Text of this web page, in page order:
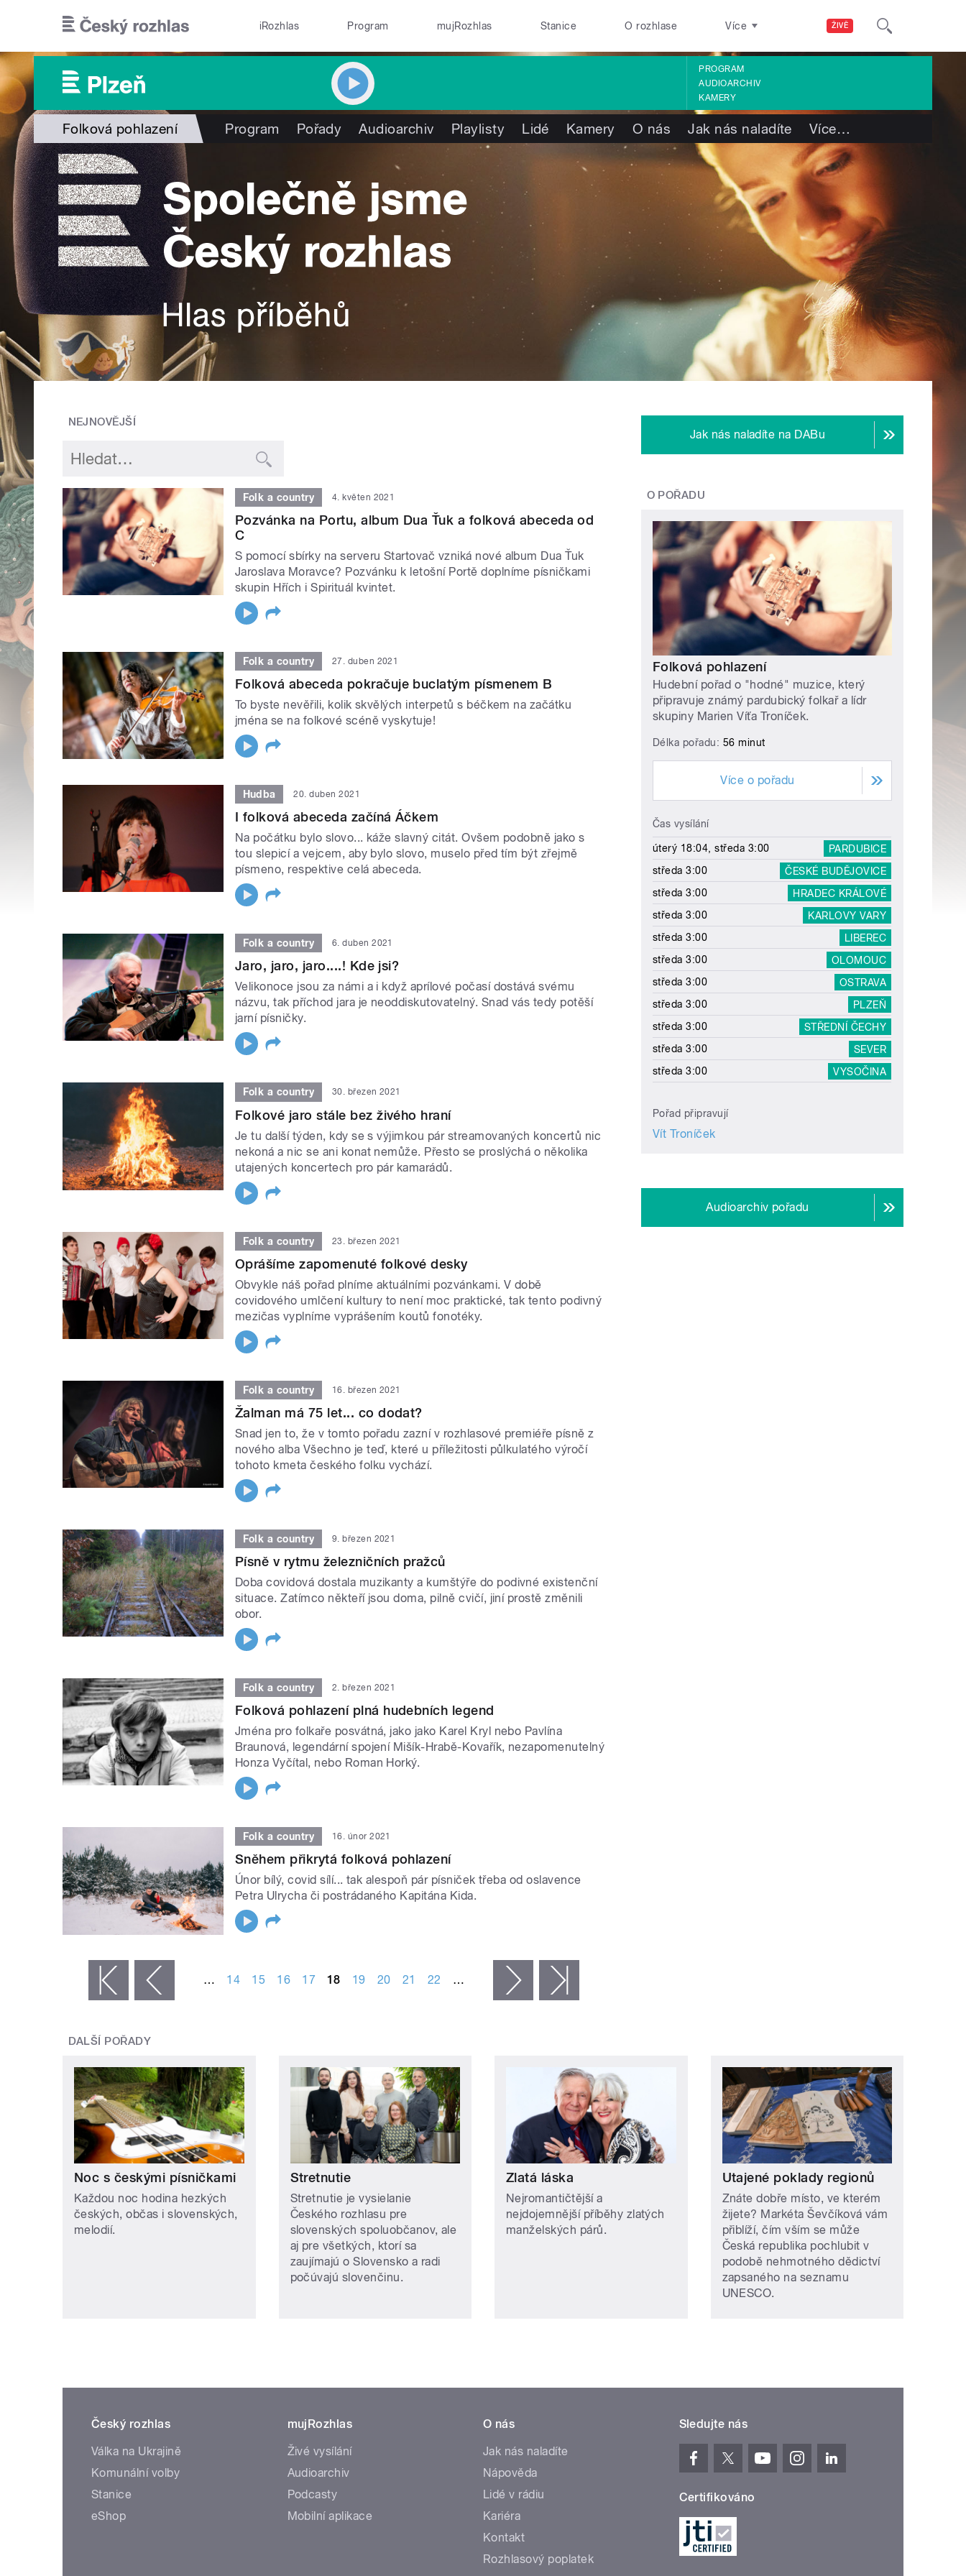
ŽIVĚ
iRozhlas Program mujRozhlas Stanice O rozhlase Více
PROGRAM
AUDIOARCHIV
KAMERY
Folková pohlazení Program Pořady Audioarchiv Playlisty Lidé Kamery O nás Jak nás naladíte Více…
NEJNOVĚJŠÍ
Folk a country 4. květen 2021
Pozvánka na Portu, album Dua Ťuk a folková abeceda od
C
S pomocí sbírky na serveru Startovač vzniká nové album Dua Ťuk
Jaroslava Moravce? Pozvánku k letošní Portě doplníme písničkami
skupin Hřích i Spirituál kvintet.
Folk a country 27. duben 2021
Folková abeceda pokračuje buclatým písmenem B
To byste nevěřili, kolik skvělých interpetů s béčkem na začátku
jména se na folkové scéně vyskytuje!
Hudba 20. duben 2021
I folková abeceda začíná Áčkem
Na počátku bylo slovo... káže slavný citát. Ovšem podobně jako s
tou slepicí a vejcem, aby bylo slovo, muselo před tím být zřejmě
písmeno, respektive celá abeceda.
Folk a country 6. duben 2021
Jaro, jaro, jaro....! Kde jsi?
Velikonoce jsou za námi a i když aprílové počasí dostává svému
názvu, tak příchod jara je neoddiskutovatelný. Snad vás tedy potěší
jarní písničky.
Folk a country 30. březen 2021
Folkové jaro stále bez živého hraní
Je tu další týden, kdy se s výjimkou pár streamovaných koncertů nic
nekoná a nic se ani konat nemůže. Přesto se proslýchá o několika
utajených koncertech pro pár kamarádů.
Folk a country 23. březen 2021
Oprášíme zapomenuté folkové desky
Obvykle náš pořad plníme aktuálními pozvánkami. V době
covidového umlčení kultury to není moc praktické, tak tento podivný
mezičas vyplníme vyprášením koutů fonotéky.
Folk a country 16. březen 2021
Žalman má 75 let... co dodat?
Snad jen to, že v tomto pořadu zazní v rozhlasové premiéře písně z
nového alba Všechno je teď, které u příležitosti půlkulatého výročí
tohoto kmeta českého folku vychází.
Folk a country 9. březen 2021
Písně v rytmu železničních pražců
Doba covidová dostala muzikanty a kumštýře do podivné existenční
situace. Zatímco někteří jsou doma, pilně cvičí, jiní prostě změnili
obor.
Folk a country 2. březen 2021
Folková pohlazení plná hudebních legend
Jména pro folkaře posvátná, jako jako Karel Kryl nebo Pavlína
Braunová, legendární spojení Mišík-Hrabě-Kovařík, nezapomenutelný
Honza Vyčítal, nebo Roman Horký.
Folk a country 16. únor 2021
Sněhem přikrytá folková pohlazení
Únor bílý, covid sílí... tak alespoň pár písniček třeba od oslavence
Petra Ulrycha či postrádaného Kapitána Kida.
‹ předchozí … 14 15 16 17 18 19 20 21 22 … následující ›
Jak nás naladíte na DABu
O POŘADU
Folková pohlazení
Hudební pořad o "hodné" muzice, který
připravuje známý pardubický folkař a lídr
skupiny Marien Víťa Troníček.
Délka pořadu: 56 minut
Více o pořadu
Čas vysílání
úterý 18:04, středa 3:00
PARDUBICE
středa 3:00
ČESKÉ BUDĚJOVICE
středa 3:00
HRADEC KRÁLOVÉ
středa 3:00
KARLOVY VARY
středa 3:00
LIBEREC
středa 3:00
OLOMOUC
středa 3:00
OSTRAVA
středa 3:00
PLZEŇ
středa 3:00
STŘEDNÍ ČECHY
středa 3:00
SEVER
středa 3:00
VYSOČINA
Pořad připravují
Vít Troníček
Audioarchiv pořadu
DALŠÍ POŘADY
Noc s českými písničkami
Každou noc hodina hezkých
českých, občas i slovenských,
melodií.
Stretnutie
Stretnutie je vysielanie
Českého rozhlasu pre
slovenských spoluobčanov, ale
aj pre všetkých, ktorí sa
zaujímajú o Slovensko a radi
počúvajú slovenčinu.
Zlatá láska
Nejromantičtější a
nejdojemnější příběhy zlatých
manželských párů.
Utajené poklady regionů
Znáte dobře místo, ve kterém
žijete? Markéta Ševčíková vám
přiblíží, čím vším se může
Česká republika pochlubit v
podobě nehmotného dědictví
zapsaného na seznamu
UNESCO.
Český rozhlas
Válka na Ukrajině
Komunální volby
Stanice
eShop
mujRozhlas
Živé vysílání
Audioarchiv
Podcasty
Mobilní aplikace
O nás
Jak nás naladíte
Nápověda
Lidé v rádiu
Kariéra
Kontakt
Rozhlasový poplatek
Sledujte nás
Certifikováno